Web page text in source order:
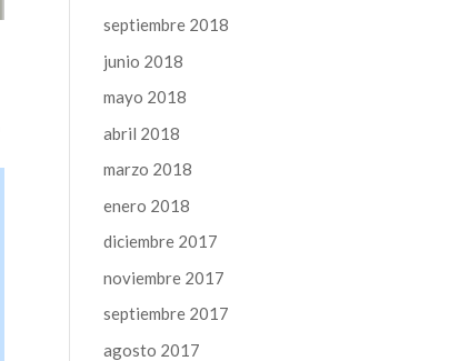
septiembre 2018
junio 2018
mayo 2018
abril 2018
marzo 2018
enero 2018
diciembre 2017
noviembre 2017
septiembre 2017
agosto 2017